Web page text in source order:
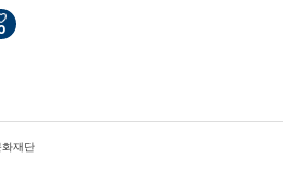
화재단